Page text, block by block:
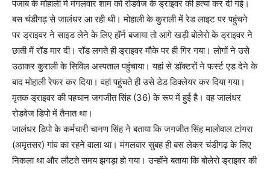
पंजाब के मोहाली में मंगलवार शाम को रोडवेज के ड्राइवर की हत्या कर दी गई।
बस चंडीगढ़ से जालंधर आ रही थी। मोहाली के कुराली में रेड लाइट पर पहुंचने
पर ड्राइवर ने साइड लेने के लिए हॉर्न बजाया तो आगे खड़ी बोलेरो के ड्राइवर ने
छाती में रॉड मार दी। रॉड लगते ही ड्राइवर मौके पर ही गिर गया। लोगों ने उसे
उठाकर कुराली के सिविल अस्पताल पहुंचाया। यहां से डॉक्टरों ने फर्स्ट एड देने के
बाद मोहाली रेफर कर दिया। वहां पहुंचते ही उसे डेड डिक्लेयर कर दिया गया।
मृतक ड्राइवर की पहचान जगजीत सिंह (36) के रूप में हुई है। वह जालंधर
रोडवेज डिपो में तैनात था।
जालंधर डिपो के कर्मचारी चानण सिंह ने बताया कि जगजीत सिंह मालोवाल टांगरा
(अमृतसर) गांव का रहने वाला था। मंगलवार सुबह ही बस लेकर चंडीगढ़ के लिए
निकला था और लौटते समय झगड़ा हो गया। उन्होंने बताया कि बोलेरो ड्राइवर की